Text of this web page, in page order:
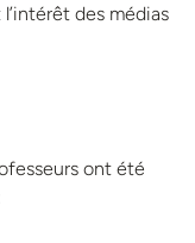
des médias
ont été